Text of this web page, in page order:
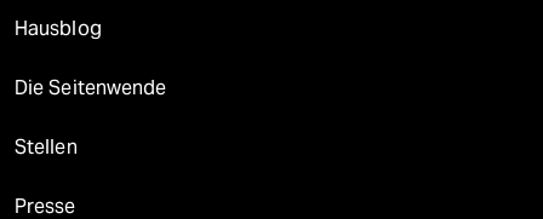
Hausblog
Die Seitenwende
Stellen
Presse